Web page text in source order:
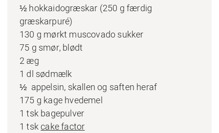
½ hokkaidogræskar (250 g færdig
græskarpuré)
130 g mørkt muscovado sukker
75 g smør, blødt
2 æg
1 dl sødmælk
½ appelsin, skallen og saften heraf
175 g kage hvedemel
1 tsk bagepulver
1 tskcake factor